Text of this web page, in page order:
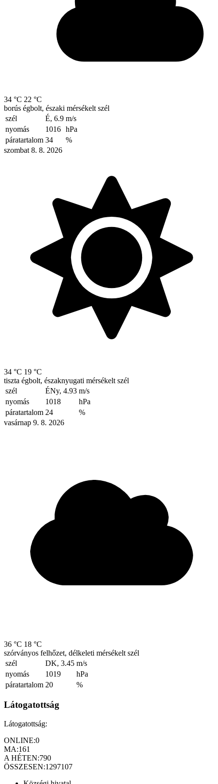
34 °C 22 °C
borús égbolt, északi mérsékelt szél
szél
É, 6.9 m/s
nyomás
1016 hPa
páratartalom 34
%
szombat 8. 8. 2026
34 °C 19 °C
tiszta égbolt, északnyugati mérsékelt szél
szél
ÉNy, 4.93 m/s
nyomás
1018
hPa
páratartalom 24
%
vasárnap 9. 8. 2026
36 °C 18 °C
szórványos felhőzet, délkeleti mérsékelt szél
szél
DK, 3.45 m/s
nyomás
1019
hPa
páratartalom 20 %
Látogatottság
Látogatottság:
ONLINE:0
MA:161
A HÉTEN:790
ÖSSZESEN:1297107